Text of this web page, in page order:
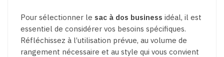
Pour sélectionner le sac à dos business idéal, il est
essentiel de considérer vos besoins spécifiques.
Réfléchissez à l’utilisation prévue, au volume de
rangement nécessaire et au style qui vous convient